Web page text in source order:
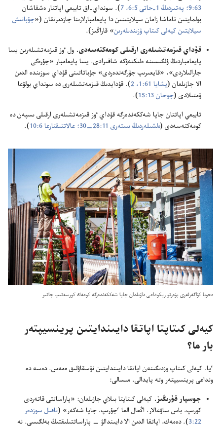
63:‏9؛‏
پە‌تىردىڭ 1-‏حاتى 5:‏6،‏ 7
‏)‏.‏ سونداي-‏اق تابيعي اپاتتار ە‌شقاشان
بولمايتىن تاماشا زامان سيلايتىنىن دا پايعامبارلارىنا جازدىرتقان (‏«‏جۇ‌بانىش
سيلايتىن كيە‌لى كىتاپ ۇ‌زىندىلە‌رىن‏» قاراڭىز)‏.‏
قۇ‌داي قىزمە‌تشىلە‌رى ارقىلى كومە‌كتە‌سە‌دى.‏ ول ٶز قىزمە‌تشىلە‌رىن يسا
پايعامباردىڭ ۇ‌لگىسىنە ە‌لىكتە‌ۋگە شاقىرادى.‏ يسا پايعامبار «جۇ‌رە‌گى
جارالىلاردى»،‏ «قايعىرىپ جۇ‌رگە‌ندە‌ردى» جۇ‌باتاتىنى قۇ‌داي سوزىندە الدىن
الا جازىلعان (‏يشايا 61:‏1،‏ 2
‏)‏.‏ قۇ‌دايدىڭ قىزمە‌تشىلە‌رى دە سونداي بولۋعا
ۇ‌متىلادى (‏جوحان 13:‏15
‏)‏.‏
تابيعي اپاتتان جاپا شە‌ككە‌ندە‌رگە قۇ‌داي ٶز قىزمە‌تشىلە‌رى ارقىلى ىسپە‌ن دە
كومە‌كتە‌سە‌دى (‏ە‌لشىلە‌ردىڭ ىستە‌رى 11:‏28—‏30؛‏ عالاتتىقتارعا 6:‏10 ‏)‏.‏
ە‌حوبا كۋاگە‌رلە‌رى پۋە‌رتو ريكوداعى داۋىلدان جاپا شە‌ككە‌ندە‌رگە كومە‌ك كورسە‌تىپ جاتىر
كيە‌لى كىتاپتا اپاتقا دايىندايتىن پرينسيپتە‌ر
بار ما؟‏
ٴ‌يا.‏ كيە‌لى كىتاپ وزدىگىنە‌ن اپاتقا دايىندايتىن نۇ‌سقاۋلىق ە‌مە‌س.‏ دە‌سە دە
ونداعى پرينسيپتە‌ر وتە پايدالى.‏ مىسالى:‏
جوسپار قۇ‌رىڭىز.‏ كيە‌لى كىتاپتا بىلاي جازىلعان:‏ «پاراساتتى قاتە‌ردى
كورىپ،‏ باس ساۋعالار،‏ اڭعال العا ٴ‌جۇ‌رىپ،‏ جاپا شە‌گە‌ر» (‏ناقىل سوزدە‌ر
22:‏3
‏)‏.‏ دە‌مە‌ك،‏ اپاتقا الدىن الا دايىندالۋ —‏ پاراساتتىلىقتىڭ بە‌لگىسى.‏ نە